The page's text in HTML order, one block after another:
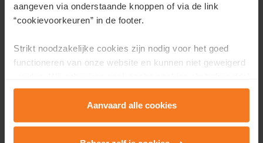
aangeven via onderstaande knoppen of via de link
“cookievoorkeuren” in de footer.
Strikt noodzakelijke cookies zijn nodig voor het goed
functioneren van onze website en kunnen niet geweigerd
om onze website en dienstverlening te verbeteren.
Functionele cookies zorgen ervoor dat je de embedded
video’s van Vimeo kan afspelen en locaties via Google
Aanvaard alle cookies
Te koop
Verhuis snel
Kijkwoningen en -appartementen
Onze troeven